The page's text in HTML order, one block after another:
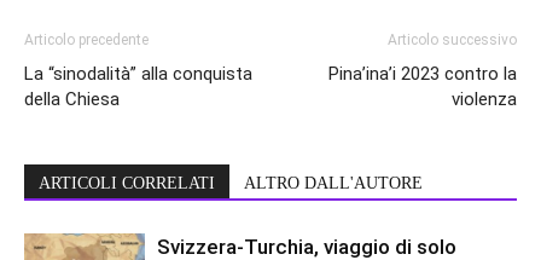
Articolo precedente
La “sinodalità” alla conquista
della Chiesa
Articolo successivo
Pina’ina’i 2023 contro la
violenza
ARTICOLI CORRELATI ALTRO DALL'AUTORE
Svizzera-Turchia, viaggio di solo